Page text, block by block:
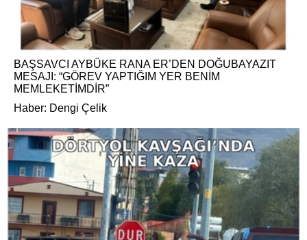
BAŞSAVCI AYBÜKE RANA ER’DEN DOĞUBAYAZIT
MESAJI: “GÖREV YAPTIĞIM YER BENİM
MEMLEKETİMDİR”
Haber: Dengi Çelik